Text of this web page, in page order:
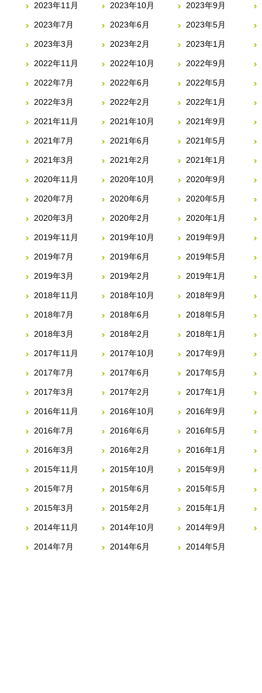
2023年11月 2023年10月 2023年9月
2023年7月 2023年6月 2023年5月
2023年3月 2023年2月 2023年1月
2022年11月 2022年10月 2022年9月
2022年7月 2022年6月 2022年5月
2022年3月 2022年2月 2022年1月
2021年11月 2021年10月 2021年9月
2021年7月 2021年6月 2021年5月
2021年3月 2021年2月 2021年1月
2020年11月 2020年10月 2020年9月
2020年7月 2020年6月 2020年5月
2020年3月 2020年2月 2020年1月
2019年11月 2019年10月 2019年9月
2019年7月 2019年6月 2019年5月
2019年3月 2019年2月 2019年1月
2018年11月 2018年10月 2018年9月
2018年7月 2018年6月 2018年5月
2018年3月 2018年2月 2018年1月
2017年11月 2017年10月 2017年9月
2017年7月 2017年6月 2017年5月
2017年3月 2017年2月 2017年1月
2016年11月 2016年10月 2016年9月
2016年7月 2016年6月 2016年5月
2016年3月 2016年2月 2016年1月
2015年11月 2015年10月 2015年9月
2015年7月 2015年6月 2015年5月
2015年3月 2015年2月 2015年1月
2014年11月 2014年10月 2014年9月
2014年7月 2014年6月 2014年5月